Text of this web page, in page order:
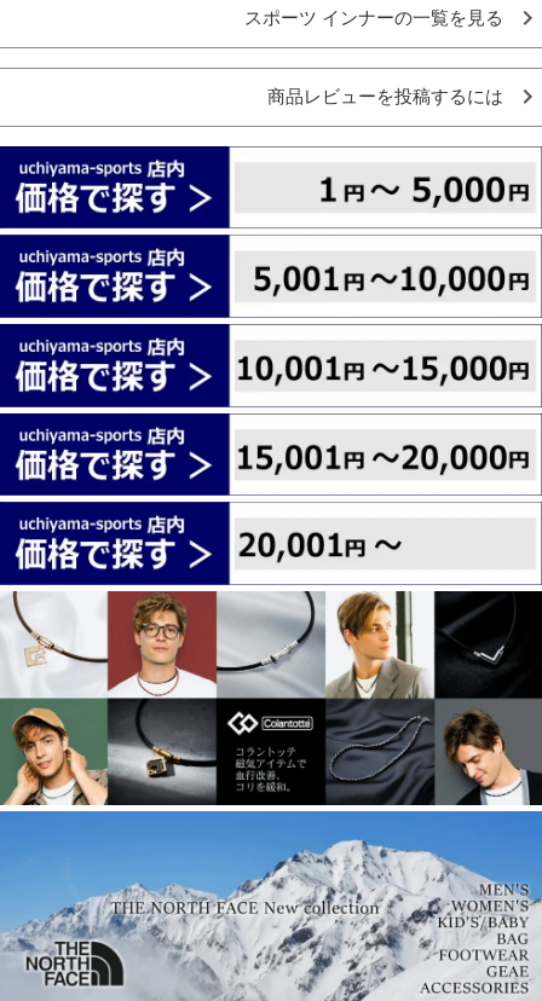
スポーツ インナーの一覧を見る
商品レビューを投稿するには